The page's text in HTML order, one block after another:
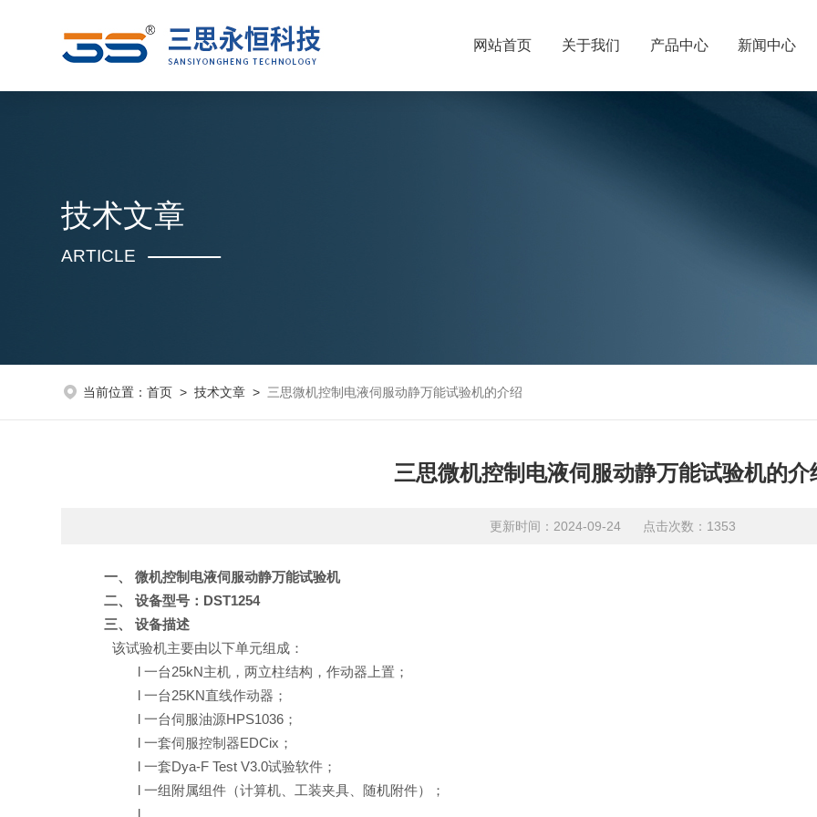
网站首页 关于我们 产品中心 新闻中心
技术文章
ARTICLE
当前位置：首页 >技术文章 > 三思微机控制电液伺服动静万能试验机的介绍
三思微机控制电液伺服动静万能试验机的介
更新时间：2024-09-24 点击次数：1353
一、
微机控制电液伺服动静万能试验机
二、
设备型号： DST1254
三、
设备描述
该试验机主要由以下单元组成：
l 一台25kN主机，两立柱结构，作动器上置；
l一台25KN直线作动器；
l一台伺服油源HPS1036 ；
l一套伺服控制器EDCix ；
l一套Dya-F Test V3.0试验软件；
l一组附属组件（计算机、工装夹具、随机附件）；
l